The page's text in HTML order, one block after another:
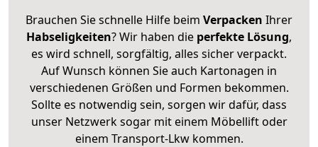
Brauchen Sie schnelle Hilfe beim Verpacken Ihrer
Habseligkeiten? Wir haben die perfekte Lösung,
es wird schnell, sorgfältig, alles sicher verpackt.
Auf Wunsch können Sie auch Kartonagen in
verschiedenen Größen und Formen bekommen.
Sollte es notwendig sein, sorgen wir dafür, dass
unser Netzwerk sogar mit einem Möbellift oder
einem Transport-Lkw kommen.